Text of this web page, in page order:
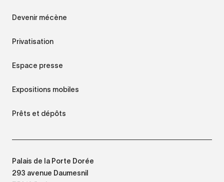
Devenir mécène
Privatisation
Espace presse
Expositions mobiles
Prêts et dépôts
Palais de la Porte Dorée
293 avenue Daumesnil